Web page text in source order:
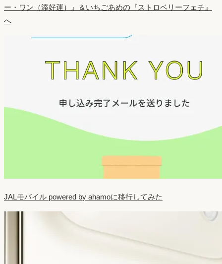
ー・ワン（添好運）』＆いちごあめの『ストロベリーフェチ』
へ
JALモバイル powered by ahamoに移行してみた